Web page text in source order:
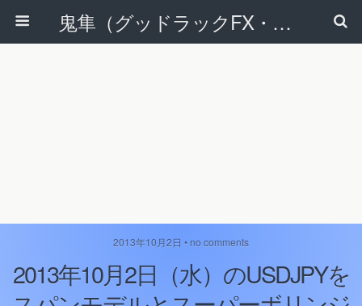
鬼隼（グッドラックFX・改）
2013年10月2日 • no comments
2013年10月2日（水）のUSDJPYを